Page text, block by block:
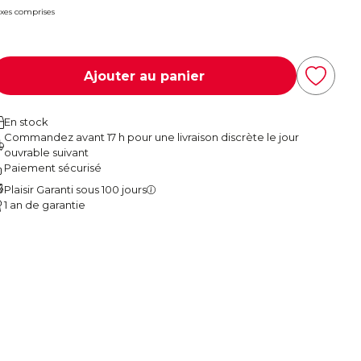
comprises
Ajouter au panier
En stock
Commandez avant 17 h pour une livraison discrète le jour
ouvrable suivant
Paiement sécurisé
Plaisir Garanti sous 100 jours
1 an de garantie